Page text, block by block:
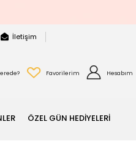
İletişim
Favorilerim Hesabım
ÖZEL GÜN HEDİYELERİ